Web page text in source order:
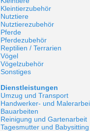
Kleintierzubehör
Nutztiere
Nutztierezubehör
Pferde
Pferdezubehör
Reptilien / Terrarien
Vögel
Vögelzubehör
Sonstiges
Dienstleistungen
Umzug und Transport
Handwerker- und
Bauarbeiten
Reinigung und Gartenarbeit
Tagesmutter und Babysitting